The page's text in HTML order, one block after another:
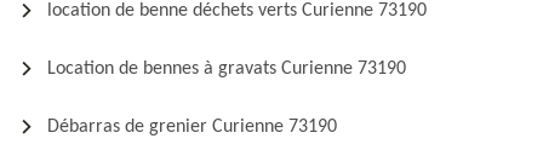
location de benne déchets verts Curienne 73190
Location de bennes à gravats Curienne 73190
Débarras de grenier Curienne 73190